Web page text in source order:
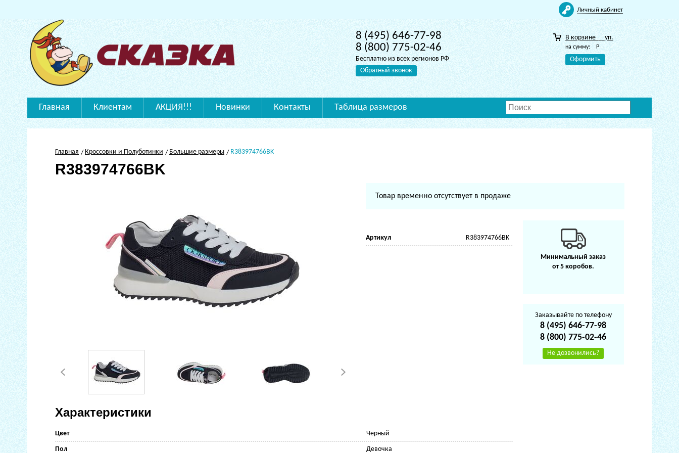
Личный кабинет
8 (495) 646-77-98
8 (800) 775-02-46
Бесплатно из всех регионов РФ
Обратный звонок
В корзине уп.
на сумму: Р
Оформить
Главная Клиентам АКЦИЯ!!! Новинки Контакты Таблица размеров
Главная Кроссовки и Полуботинки Большие размеры R383974766BK
R383974766BK
Товар временно отсутствует в продаже
Артикул R383974766BK
Характеристики
Цвет Черный
Пол Девочка
Минимальный заказ
от 5 коробов.
Заказывайте по телефону
8 (495) 646-77-98
8 (800) 775-02-46
Не дозвонились?